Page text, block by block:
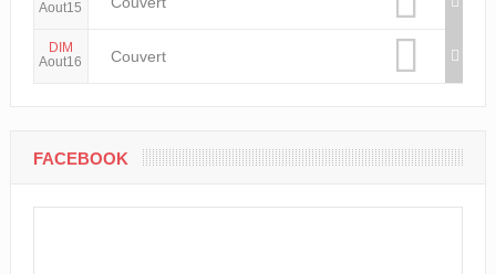
Aout15
DIM
Aout16
Couvert
FACEBOOK